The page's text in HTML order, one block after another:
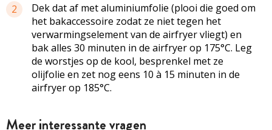
2
Dek dat af met aluminiumfolie (plooi die goed om
het bakaccessoire zodat ze niet tegen het
verwarmingselement van de airfryer vliegt) en
bak ­alles 30 minuten in de airfryer op 175°C. Leg
de worstjes op de kool, besprenkel met ze
olijfolie en zet nog eens 10 à 15 minuten in de
airfryer op 185°C.
Meer interessante vragen